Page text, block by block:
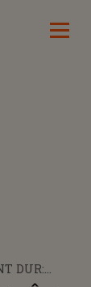
DUR: